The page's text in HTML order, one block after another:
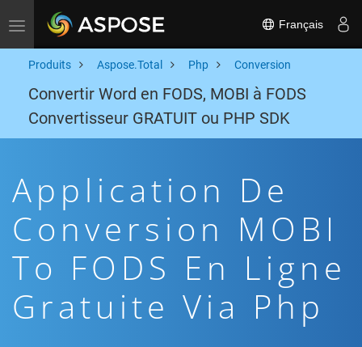
Toggle navigation Français
Produits Aspose.Total Php Conversion
Convertir Word en FODS, MOBI à FODS
Convertisseur GRATUIT ou PHP SDK
Application De
Conversion MOBI
To FODS En Ligne
Gratuite Via Php